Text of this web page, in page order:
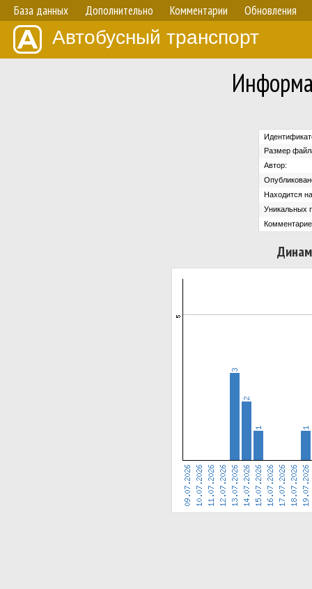
База данных Дополнительно Комментарии Обновления
Автобусный транспорт
Размер
Автор:
Находится
Уникальных